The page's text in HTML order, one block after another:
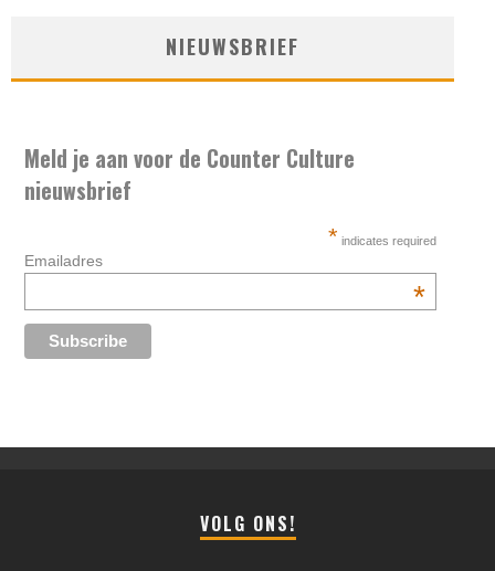
NIEUWSBRIEF
Meld je aan voor de Counter Culture
nieuwsbrief
* indicates required
Emailadres
*
VOLG ONS!